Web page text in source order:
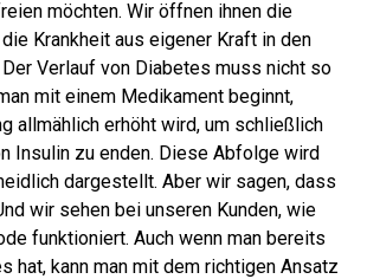
möchten. Wir öffnen ihnen die
Krankheit aus eigener Kraft in den
Verlauf von Diabetes muss nicht so
mit einem Medikament beginnt,
allmählich erhöht wird, um schließlich
Insulin zu enden. Diese Abfolge wird
dargestellt. Aber wir sagen, dass
wir sehen bei unseren Kunden, wie
funktioniert. Auch wenn man bereits
hat, kann man mit dem richtigen Ansatz